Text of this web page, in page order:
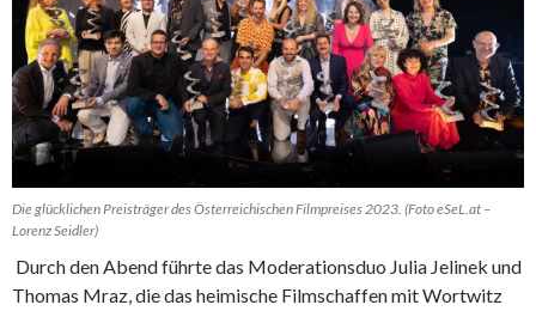
Die glücklichen Preisträger des Österreichischen Filmpreises 2023. (Foto eSeL.at –
Lorenz Seidler)
Durch den Abend führte das Moderationsduo Julia Jelinek und
Thomas Mraz, die das heimische Filmschaffen mit Wortwitz